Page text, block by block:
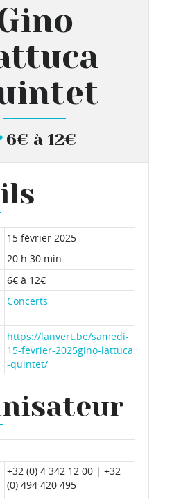
6€ à 12€
15 février 2025
20 h 30 min
6€ à 12€
Concerts
https://lanvert.be/samedi-
15-fevrier-2025gino-lattuca
-quintet/
+32 (0) 4 342 12 00 | +32
(0) 494 420 495